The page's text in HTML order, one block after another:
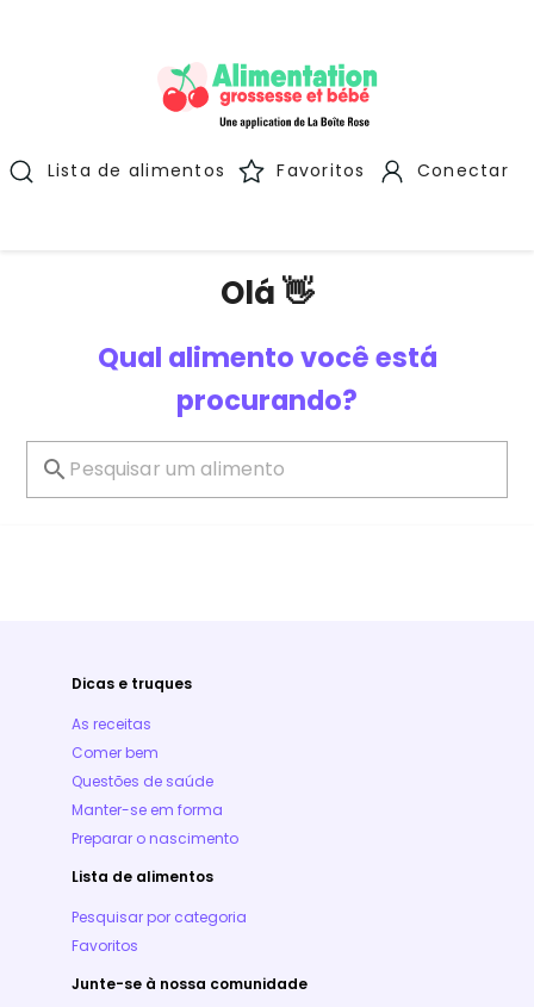
Lista de alimentos Favoritos Conectar
Olá 👋
Qual alimento você está
procurando?
Dicas e truques
As receitas
Comer bem
Questões de saúde
Manter-se em forma
Preparar o nascimento
Lista de alimentos
Pesquisar por categoria
Favoritos
Junte-se à nossa comunidade